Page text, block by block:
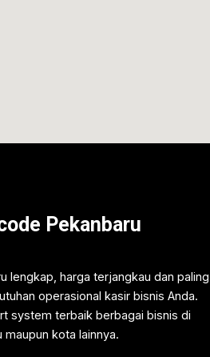
Pekanbaru
lengkap, harga terjangkau dan paling
operasional kasir bisnis Anda.
system terbaik berbagai bisnis di
maupun kota lainnya.